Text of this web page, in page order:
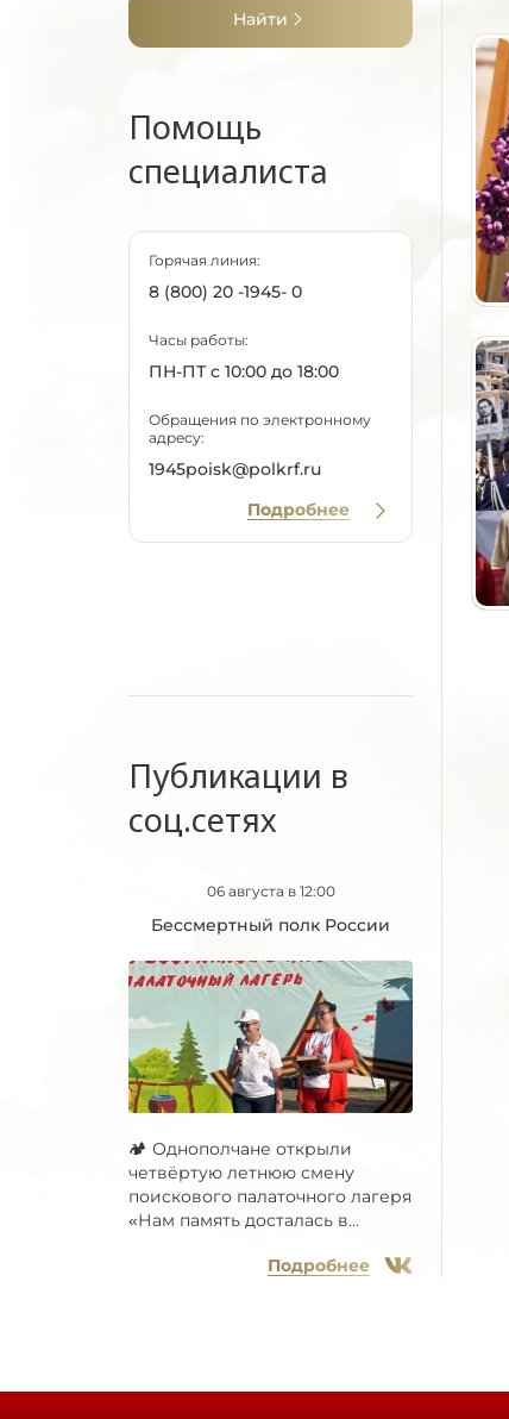
Найти
Помощь
специалиста
Горячая линия:
8 (800) 20 -1945- 0
Часы работы:
ПН-ПТ с 10:00 до 18:00
Обращения по электронному
адресу:
1945poisk@polkrf.ru
Подробнее
Публикации в
соц.сетях
06 августа в 12:00
Бессмертный полк России
🏕 Однополчане открыли
четвёртую летнюю смену
поискового палаточного лагеря
«Нам память досталась в...
Подробнее